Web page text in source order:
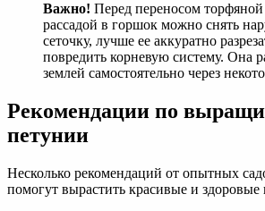
Важно! Перед переносом торфяной
рассадой в горшок можно снять
сеточку, лучше ее аккуратно
повредить корневую систему. Она
землей самостоятельно через
Рекомендации по
петунии
Несколько рекомендаций от опытных
помогут вырастить красивые и здоровые